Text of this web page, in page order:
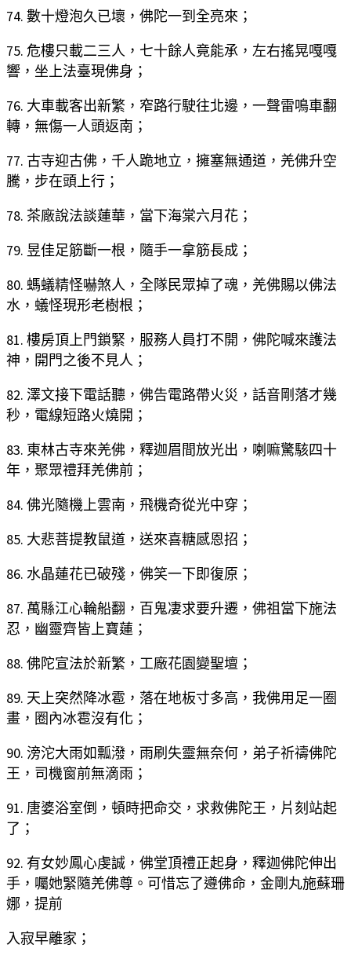
74. 數十燈泡久已壞，佛陀一到全亮來；
75. 危樓只載二三人，七十餘人竟能承，左右搖晃嘎嘎
響，坐上法臺現佛身；
76. 大車載客出新繁，窄路行駛往北邊，一聲雷鳴車翻
轉，無傷一人頭返南；
77. 古寺迎古佛，千人跪地立，擁塞無通道，羌佛升空
騰，步在頭上行；
78. 茶廠說法談蓮華，當下海棠六月花；
79. 昱佳足筋斷一根，隨手一拿筋長成；
80. 螞蟻精怪嚇煞人，全隊民眾掉了魂，羌佛賜以佛法
水，蟻怪現形老樹根；
81. 樓房頂上門鎖緊，服務人員打不開，佛陀喊來護法
神，開門之後不見人；
82. 澤文接下電話聽，佛告電路帶火災，話音剛落才幾
秒，電線短路火燒開；
83. 東林古寺來羌佛，釋迦眉間放光出，喇嘛驚駭四十
年，聚眾禮拜羌佛前；
84. 佛光隨機上雲南，飛機奇從光中穿；
85. 大悲菩提教鼠道，送來喜糖感恩招；
86. 水晶蓮花已破殘，佛笑一下即復原；
87. 萬縣江心輪船翻，百鬼凄求要升遷，佛祖當下施法
忍，幽靈齊皆上寶蓮；
88. 佛陀宣法於新繁，工廠花園變聖壇；
89. 天上突然降冰雹，落在地板寸多高，我佛用足一圈
畫，圈內冰雹沒有化；
90. 滂沱大雨如瓢潑，雨刷失靈無奈何，弟子祈禱佛陀
王，司機窗前無滴雨；
91. 唐婆浴室倒，頓時把命交，求救佛陀王，片刻站起
了；
92. 有女妙鳳心虔誠，佛堂頂禮正起身，釋迦佛陀伸出
手，囑她緊隨羌佛尊。可惜忘了遵佛命，金剛丸施蘇珊
娜，提前
入寂早離家；